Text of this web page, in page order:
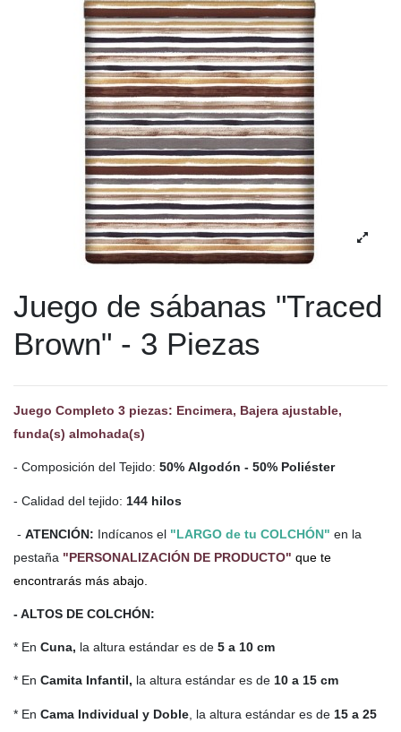
Juego de sábanas "Traced
Brown" - 3 Piezas
Juego Completo 3 piezas: Encimera, Bajera ajustable,
funda(s) almohada(s)
- Composición del Tejido: 50% Algodón - 50% Poliéster
- Calidad del tejido: 144 hilos
- ATENCIÓN: Indícanos el "LARGO de tu COLCHÓN" en la
pestaña "PERSONALIZACIÓN DE PRODUCTO" que te
encontrarás más abajo.
- ALTOS DE COLCHÓN:
* En Cuna, la altura estándar es de 5 a 10 cm
* En Camita Infantil, la altura estándar es de 10 a 15 cm
* En Cama Individual y Doble , la altura estándar es de 15 a 25